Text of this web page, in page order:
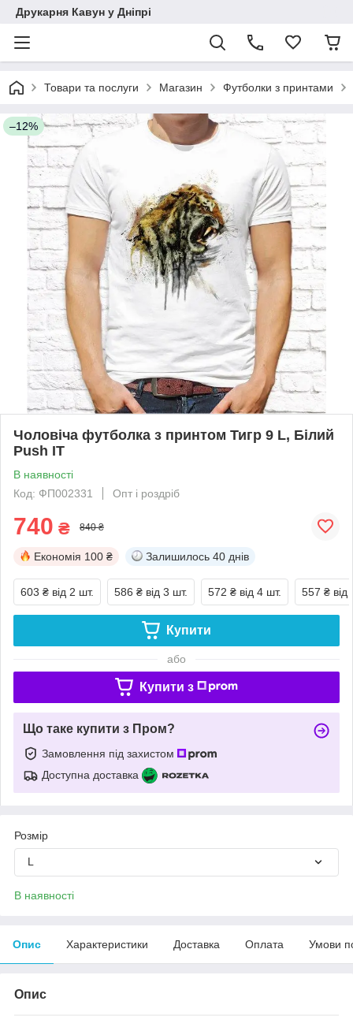
Друкарня Кавун у Дніпрі
Товари та послуги Магазин Футболки з принтами
–12%
Чоловіча футболка з принтом Тигр 9 L, Білий
Push IT
В наявності
Код: ФП002331
Опт і роздріб
740 ₴ 840 ₴
Економія 100 ₴ Залишилось 40 днів
603 ₴ від 2 шт. 586 ₴ від 3 шт. 572 ₴ від 4 шт. 557 ₴ від
Купити
або
Купити з
Що таке купити з Пром?
Замовлення під захистом
Доступна доставка
Розмір
L
В наявності
Опис Характеристики Доставка Оплата Умови
Опис